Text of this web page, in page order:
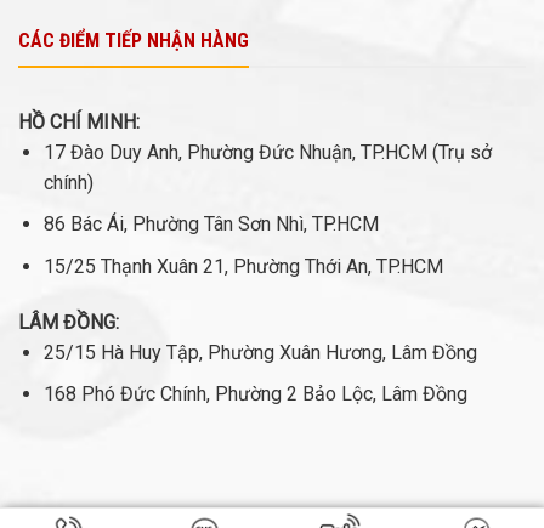
CÁC ĐIỂM TIẾP NHẬN HÀNG
HỒ CHÍ MINH:
17 Đào Duy Anh, Phường Đức Nhuận, TP.HCM (Trụ sở
chính)
86 Bác Ái, Phường Tân Sơn Nhì, TP.HCM
15/25 Thạnh Xuân 21, Phường Thới An, TP.HCM
LÂM ĐỒNG:
25/15 Hà Huy Tập, Phường Xuân Hương, Lâm Đồng
168 Phó Đức Chính, Phường 2 Bảo Lộc, Lâm Đồng